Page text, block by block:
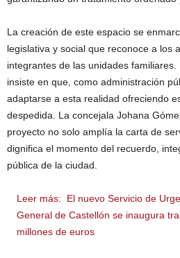
La creación de este espacio se
legislativa y social que reconoce a los
integrantes de las unidades
insiste en que, como administración
adaptarse a esta realidad ofreciendo
despedida. La concejala Johana
proyecto no solo amplía la carta de
dignifica el momento del recuerdo,
pública de la ciudad.
Leer más:
El nuevo Servicio de
General de Castellón se inaugura
millones de euros